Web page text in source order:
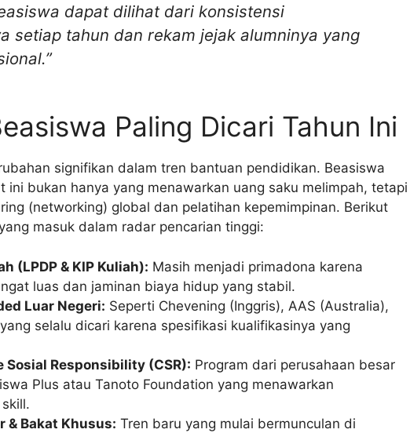
dapat dilihat dari konsistensi
setiap tahun dan rekam jejak alumninya yang
Paling Dicari Tahun Ini
signifikan dalam tren bantuan pendidikan. Beasiswa
ini bukan hanya yang menawarkan uang saku melimpah, tetapi
(networking) global dan pelatihan kepemimpinan. Berikut
masuk dalam radar pencarian tinggi:
(LPDP & KIP Kuliah): Masih menjadi primadona karena
luas dan jaminan biaya hidup yang stabil.
Luar Negeri: Seperti Chevening (Inggris), AAS (Australia),
selalu dicari karena spesifikasi kualifikasinya yang
Sosial Responsibility (CSR): Program dari perusahaan besar
Plus atau Tanoto Foundation yang menawarkan
& Bakat Khusus: Tren baru yang mulai bermunculan di